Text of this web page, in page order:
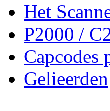
Het
P2000 /
Capcodes
Gelieerden